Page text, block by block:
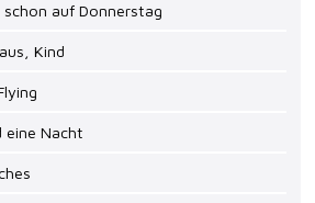
schon auf Donnerstag
Kind
eine Nacht